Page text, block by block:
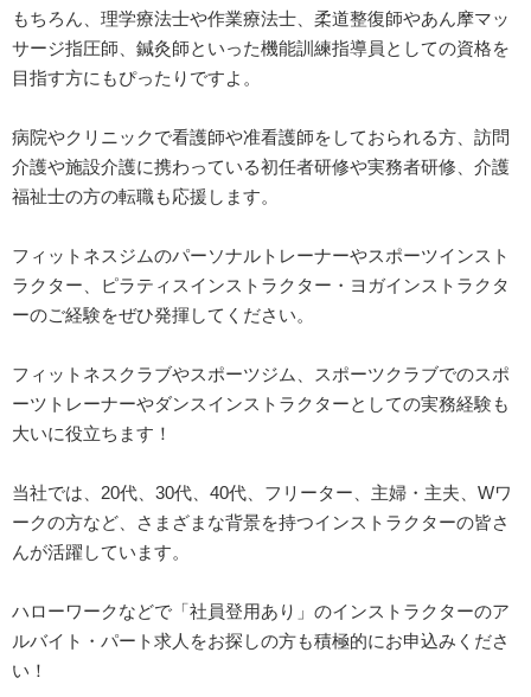
もちろん、理学療法士や作業療法士、柔道整復師やあん摩マッ
サージ指圧師、鍼灸師といった機能訓練指導員としての資格を
目指す方にもぴったりですよ。
病院やクリニックで看護師や准看護師をしておられる方、訪問
介護や施設介護に携わっている初任者研修や実務者研修、介護
福祉士の方の転職も応援します。
フィットネスジムのパーソナルトレーナーやスポーツインスト
ラクター、ピラティスインストラクター・ヨガインストラクタ
ーのご経験をぜひ発揮してください。
フィットネスクラブやスポーツジム、スポーツクラブでのスポ
ーツトレーナーやダンスインストラクターとしての実務経験も
大いに役立ちます！
当社では、20代、30代、40代、フリーター、主婦・主夫、Wワ
ークの方など、さまざまな背景を持つインストラクターの皆さ
んが活躍しています。
ハローワークなどで「社員登用あり」のインストラクターのア
ルバイト・パート求人をお探しの方も積極的にお申込みくださ
い！